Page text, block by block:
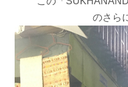
のさら